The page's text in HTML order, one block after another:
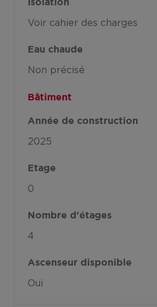
Isolation
Voir cahier des charges
Eau chaude
Non précisé
Bâtiment
Année de construction
2025
Etage
0
Nombre d'étages
4
Ascenseur disponible
Oui